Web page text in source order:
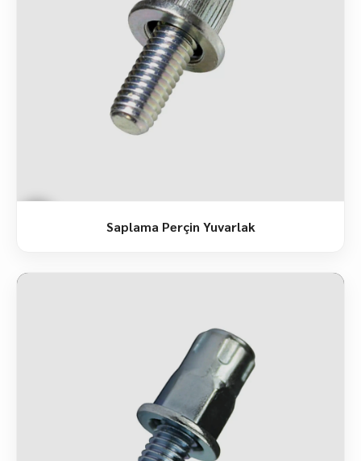
Saplama Perçin Yuvarlak